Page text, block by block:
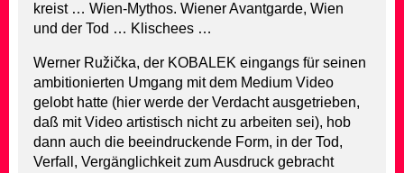
kreist … Wien-Mythos. Wiener Avantgarde, Wien
und der Tod … Klischees …
Werner Ružička, der KOBALEK eingangs für seinen
ambitionierten Umgang mit dem Medium Video
gelobt hatte (hier werde der Verdacht ausgetrieben,
daß mit Video artistisch nicht zu arbeiten sei), hob
dann auch die beeindruckende Form, in der Tod,
Verfall, Vergänglichkeit zum Ausdruck gebracht